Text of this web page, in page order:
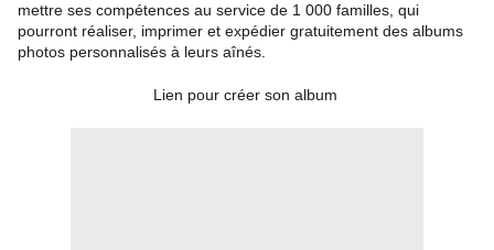
mettre ses compétences au service de 1 000 familles, qui
pourront réaliser, imprimer et expédier gratuitement des albums
photos personnalisés à leurs aînés.
Lien pour créer son album